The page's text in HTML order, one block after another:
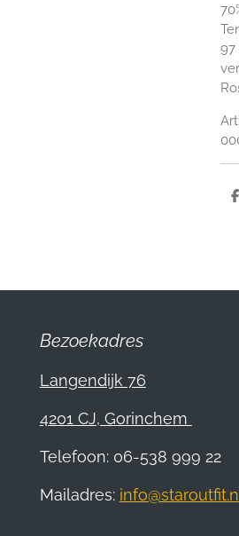
97
D
Bezoekadres
Langendijk 76
4201 CJ, Gorinchem
Telefoon: 06-538 999 22
Mailadres: